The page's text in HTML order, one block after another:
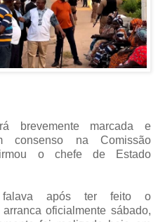
brevemente marcada e
consenso na Comissão
o chefe de Estado
falava após ter feito o
oficialmente sábado,